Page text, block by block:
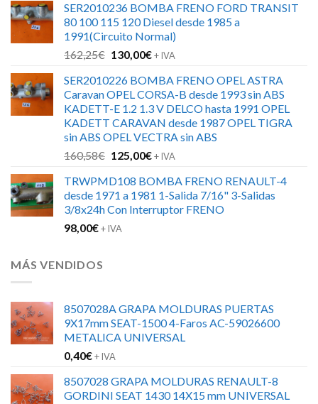
original
era:
126,00€.
actual
es:
88,00€.
SER2010236 BOMBA FRENO FORD TRANSIT
80 100 115 120 Diesel desde 1985 a
1991(Circuito Normal)
162,25€ El
original
era:
162,25€.
130,00€El
actual
es:
130,00€.
+ IVA
SER2010226 BOMBA FRENO OPEL ASTRA
Caravan OPEL CORSA-B desde 1993 sin ABS
KADETT-E 1.2 1.3 V DELCO hasta 1991 OPEL
KADETT CARAVAN desde 1987 OPEL TIGRA
sin ABS OPEL VECTRA sin ABS
160,58€ El
original
era:
160,58€.
125,00€El
actual
es:
125,00€.
+ IVA
TRWPMD108 BOMBA FRENO RENAULT-4
desde 1971 a 1981 1-Salida 7/16" 3-Salidas
3/8x24h Con Interruptor FRENO
98,00€+ IVA
MÁS VENDIDOS
8507028A GRAPA MOLDURAS PUERTAS
9X17mm SEAT-1500 4-Faros AC-59026600
METALICA UNIVERSAL
0,40€+ IVA
8507028 GRAPA MOLDURAS RENAULT-8
GORDINI SEAT 1430 14X15 mm UNIVERSAL